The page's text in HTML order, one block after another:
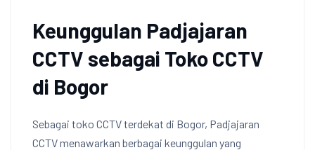
Keunggulan Padjajaran
CCTV sebagai Toko CCTV
di Bogor
Sebagai toko CCTV terdekat di Bogor, Padjajaran
CCTV menawarkan berbagai keunggulan yang